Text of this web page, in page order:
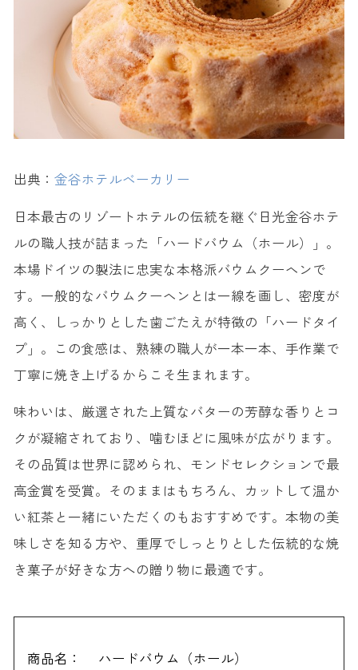
出典： 金谷ホテルベーカリー
日本最古のリゾートホテルの伝統を継ぐ日光金谷ホテ
ルの職人技が詰まった「ハードバウム（ホール）」。
本場ドイツの製法に忠実な本格派バウムクーヘンで
す。一般的なバウムクーヘンとは一線を画し、密度が
高く、しっかりとした歯ごたえが特徴の「ハードタイ
プ」。この食感は、熟練の職人が一本一本、手作業で
丁寧に焼き上げるからこそ生まれます。
味わいは、厳選された上質なバターの芳醇な香りとコ
クが凝縮されており、噛むほどに風味が広がります。
その品質は世界に認められ、モンドセレクションで最
高金賞を受賞。そのままはもちろん、カットして温か
い紅茶と一緒にいただくのもおすすめです。本物の美
味しさを知る方や、重厚でしっとりとした伝統的な焼
き菓子が好きな方への贈り物に最適です。
商品名：
ハードバウム（ホール）